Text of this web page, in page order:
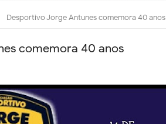
Desportivo Jorge Antunes comemora 40 anos
comemora 40 anos